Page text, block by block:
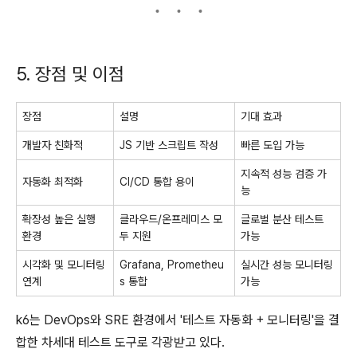
5. 장점 및 이점
장점 설명 기대 효과
개발자 친화적 JS 기반 스크립트 작성 빠른 도입 가능
자동화 최적화 CI/CD 통합 용이
지속적 성능 검증 가
능
확장성 높은 실행
환경
클라우드/온프레미스 모
두 지원
글로벌 분산 테스트
가능
시각화 및 모니터링
연계
Grafana, Prometheu
s 통합
실시간 성능 모니터링
가능
k6는 DevOps와 SRE 환경에서 '테스트 자동화 + 모니터링'을 결
합한 차세대 테스트 도구로 각광받고 있다.